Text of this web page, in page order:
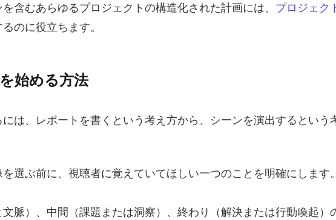
含むあらゆるプロジェクトの構造化された計画には、 プロジェク
のに役立ちます。
始める方法
は、レポートを書くという考え方から、シーンを演出するとい
選ぶ前に、視聴者に覚えていてほしい一つのことを明確にします
脈）、中間（課題または洞察）、終わり（解決または行動喚起